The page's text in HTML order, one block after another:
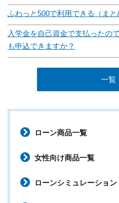
ふわっと500で利用できる（ま
入学金を自己資金で支払ったの
も申込できますか？
一覧
ローン商品一覧
女性向け商品一覧
ローンシミュレーション